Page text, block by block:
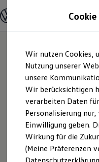
Hauptinhalt
springen
Footer
springen
Modelle & Konfigurator
Modelle
Oldtimer
Bulli
Branchenlösungen &
Umbaulösungen
Auf- und
Groß- und
GmbH
Wir nutzen Cookies,
Nutzung unserer
unsere
Wir berücksichtigen
verarbeiten Daten
Personalisierung
Einwilligung geben.
Wirkung für die
(Meine Präferenzen